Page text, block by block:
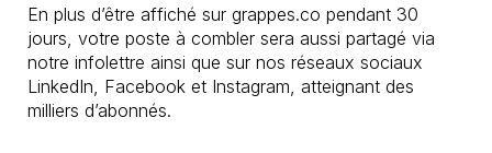
En plus d’être affiché sur grappes.co pendant 30
jours, votre poste à combler sera aussi partagé via
notre infolettre ainsi que sur nos réseaux sociaux
LinkedIn, Facebook et Instagram, atteignant des
milliers d’abonnés.